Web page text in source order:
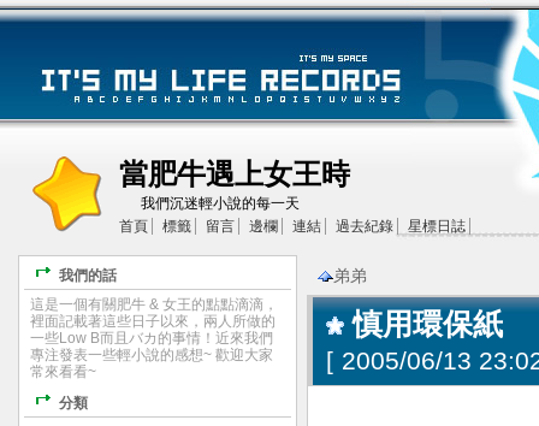
當肥牛遇上女王時
我們沉迷輕小說的每一天
首頁
標籤 留言 邊欄 連結 過去紀錄 星標日誌
弟弟
慎用環保紙
[ 2005/06/13
我們的話
這是一個有關肥牛 & 女王的點點滴滴，
裡面記載著這些日子以來，兩人所做的
一些Low B而且バカ的事情！近來我們
專注發表一些輕小說的感想~ 歡迎大家
常來看看~
分類